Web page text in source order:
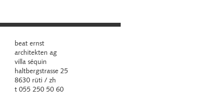
beat ernst
architekten ag
villa séquin
haltbergstrasse 25
8630 rüti / zh
t 055 250 50 60